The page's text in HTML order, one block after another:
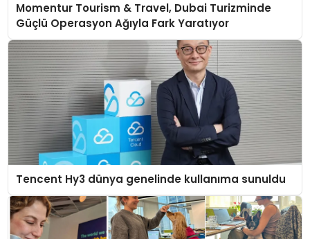
Momentur Tourism & Travel, Dubai Turizminde
Güçlü Operasyon Ağıyla Fark Yaratıyor
Tencent Hy3 dünya genelinde kullanıma sunuldu